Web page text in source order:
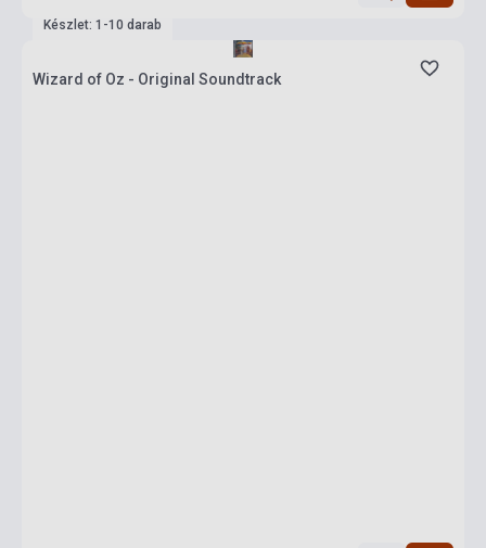
Készlet: 1-10 darab
Wizard of Oz - Original Soundtrack